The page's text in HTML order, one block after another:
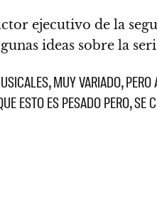
ejecutivo de la
ideas sobre la
MUY VARIADO,
ESTO ES PESADO PERO,